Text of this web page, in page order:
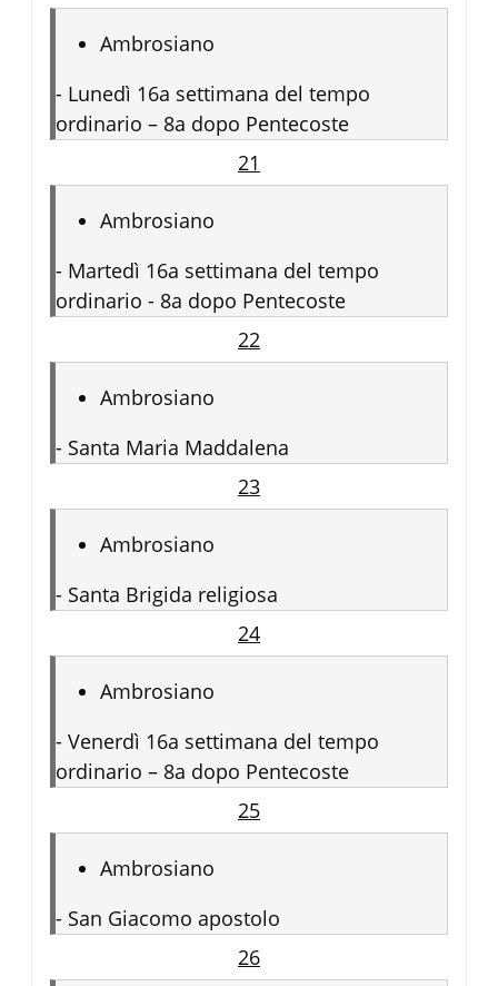
Ambrosiano
- Lunedì 16a settimana del tempo
ordinario – 8a dopo Pentecoste
21
Ambrosiano
- Martedì 16a settimana del tempo
ordinario - 8a dopo Pentecoste
22
Ambrosiano
- Santa Maria Maddalena
23
Ambrosiano
- Santa Brigida religiosa
24
Ambrosiano
- Venerdì 16a settimana del tempo
ordinario – 8a dopo Pentecoste
25
Ambrosiano
- San Giacomo apostolo
26